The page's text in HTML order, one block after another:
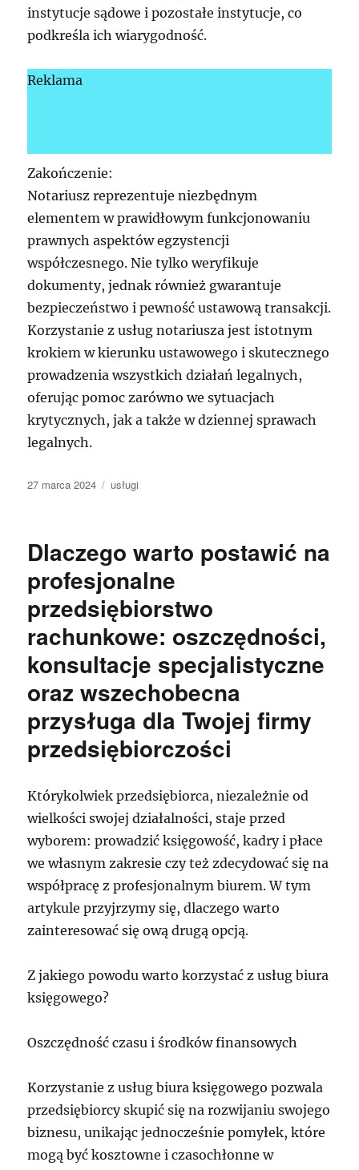
instytucje sądowe i pozostałe instytucje, co
podkreśla ich wiarygodność.
Reklama
Zakończenie:
Notariusz reprezentuje niezbędnym
elementem w prawidłowym funkcjonowaniu
prawnych aspektów egzystencji
współczesnego. Nie tylko weryfikuje
dokumenty, jednak również gwarantuje
bezpieczeństwo i pewność ustawową transakcji.
Korzystanie z usług notariusza jest istotnym
krokiem w kierunku ustawowego i skutecznego
prowadzenia wszystkich działań legalnych,
oferując pomoc zarówno we sytuacjach
krytycznych, jak a także w dziennej sprawach
legalnych.
Data
27 marca 2024 Kategorie
usługi
Dlaczego warto postawić na
profesjonalne
przedsiębiorstwo
rachunkowe: oszczędności,
konsultacje specjalistyczne
oraz wszechobecna
przysługa dla Twojej firmy
przedsiębiorczości
Którykolwiek przedsiębiorca, niezależnie od
wielkości swojej działalności, staje przed
wyborem: prowadzić księgowość, kadry i płace
we własnym zakresie czy też zdecydować się na
współpracę z profesjonalnym biurem. W tym
artykule przyjrzymy się, dlaczego warto
zainteresować się ową drugą opcją.
Z jakiego powodu warto korzystać z usług biura
księgowego?
Oszczędność czasu i środków finansowych
Korzystanie z usług biura księgowego pozwala
przedsiębiorcy skupić się na rozwijaniu swojego
biznesu, unikając jednocześnie pomyłek, które
mogą być kosztowne i czasochłonne w